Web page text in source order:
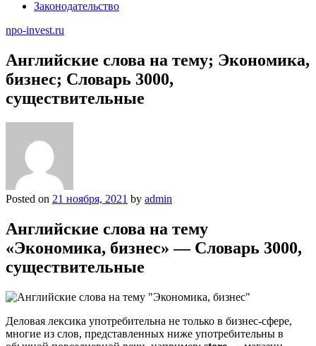
Законодательство
npo-invest.ru
Английские слова на тему; Экономика,
бизнес; Словарь 3000,
существительные
Posted on 21 ноября, 2021 by admin
Английские слова на тему
«Экономика, бизнес» — Словарь 3000,
существительные
Деловая лексика употребительна не только в бизнес-сфере,
многие из слов, представленных ниже употребительны в